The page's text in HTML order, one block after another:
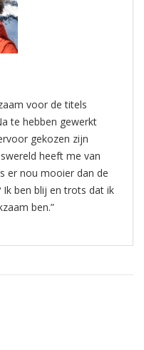
voor de titels
te hebben gewerkt
gekozen zijn
heeft me van
er nou mooier dan de
ben blij en trots dat ik
ben.”